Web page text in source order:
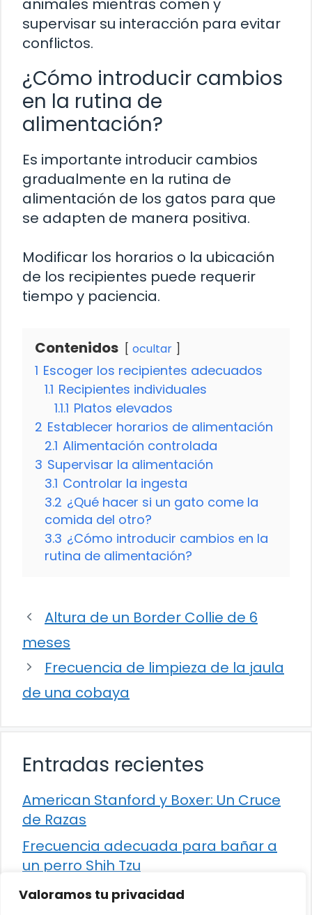
Valoramos tu privacidad
animales mientras comen y
supervisar su interacción para evitar
conflictos.
¿Cómo introducir cambios
en la rutina de
alimentación?
Es importante introducir cambios
gradualmente en la rutina de
alimentación de los gatos para que
se adapten de manera positiva.
Modificar los horarios o la ubicación
de los recipientes puede requerir
tiempo y paciencia.
Contenidos ocultar
1 Escoger los recipientes adecuados
1.1 Recipientes individuales
1.1.1 Platos elevados
2 Establecer horarios de alimentación
2.1 Alimentación controlada
3 Supervisar la alimentación
3.1 Controlar la ingesta
3.2 ¿Qué hacer si un gato come la
comida del otro?
3.3 ¿Cómo introducir cambios en la
rutina de alimentación?
Altura de un Border Collie de 6
meses
Frecuencia de limpieza de la jaula
de una cobaya
Entradas recientes
American Stanford y Boxer: Un Cruce
de Razas
Frecuencia adecuada para bañar a
un perro Shih Tzu
Comparación entre Apache Storm y